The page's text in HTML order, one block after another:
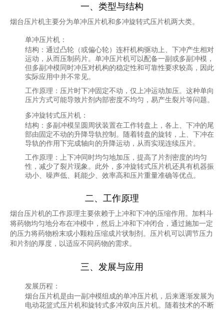
一、类型与结构
烟台压片机主要分为单冲压片机和多冲旋转式压片机两大类。
单冲压片机：
结构：通过凸轮（或偏心轮）连杆机构驱动上、下冲产生相对
运动，从而压制药片。单冲压片机可以配备一副或多副冲模，
但多副冲模同时冲压对机构的稳定性和可靠性要求较高，因此
实际应用中并不常见。
工作原理：压片时下冲固定不动，仅上冲运动加压。这种单向
压片方式可能导致片剂内部密度不均匀，易产生裂片等问题。
多冲旋转式压片机：
结构：多副冲模呈圆周状装置在工作转盘上，各上、下冲的尾
部由固定不动的升降导轨控制。随着转盘的旋转，上、下冲在
导轨的作用下完成轴向的升降运动，从而实现连续压片。
工作原理：上下冲同时均匀地加压，提高了片剂密度的均匀
性，减少了裂片现象。此外，多冲旋转式压片机还具有机器振
动小、噪声低、耗能少、效率高和压片重量准确等优点。
二、工作原理
烟台压片机的工作原理主要依赖于上冲和下冲的压缩作用。加料斗
将药物均匀地分布在冲模中，然后上冲和下冲闭合，通过施加一定
的压力将药物粉末或小颗粒压缩成片状制剂。压片机可以调节压力
和片剂的厚度，以适应不同药物的需求。
三、发展与应用
发展历程 ：
烟台压片机是由一副冲模组成的单冲压片机，后来逐渐发展为
电动花篮式压片机和旋转式多冲双向压片机。随着技术的不断